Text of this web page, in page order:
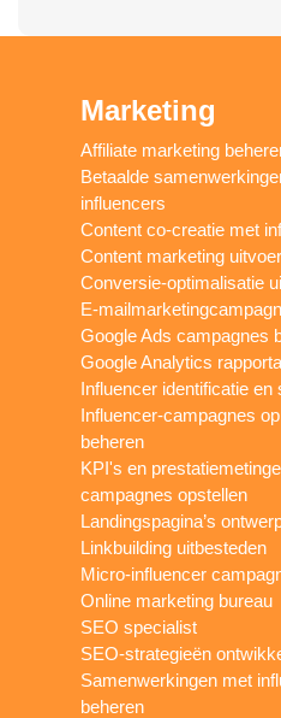
Marketing
Affiliate marketing
Betaalde
influencers
Content co-creatie met
Content marketing
Conversie-optimalisatie
E-
Google Ads campagnes
Google Analytics
Influencer identificatie en
Influencer-campagnes
beheren
KPI's en
campagnes opstellen
Landingspagina’s
Linkbuilding uitbesteden
Micro-influencer
Online marketing bureau
SEO specialist
SEO-strategieën
Samenwerkingen met
beheren